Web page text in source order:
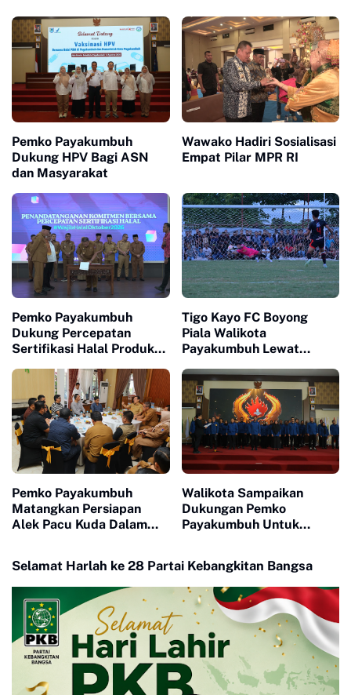
Pemko Payakumbuh
Dukung HPV Bagi ASN
dan Masyarakat
Wawako Hadiri Sosialisasi
Empat Pilar MPR RI
Pemko Payakumbuh
Dukung Percepatan
Sertifikasi Halal Produk
Tigo Kayo FC Boyong
Piala Walikota
Payakumbuh Lewat
Pemko Payakumbuh
Matangkan Persiapan
Alek Pacu Kuda Dalam
Walikota Sampaikan
Dukungan Pemko
Payakumbuh Untuk
2026-2030
Selamat Harlah ke 28 Partai Kebangkitan Bangsa